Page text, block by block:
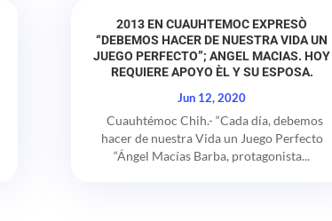
2013 EN CUAUHTEMOC EXPRESÒ
“DEBEMOS HACER DE NUESTRA VIDA UN
JUEGO PERFECTO”; ANGEL MACIAS. HOY
REQUIERE APOYO ÈL Y SU ESPOSA.
Jun 12, 2020
Cuauhtémoc Chih.- “Cada día, debemos
hacer de nuestra Vida un Juego Perfecto
“Ángel Macías Barba, protagonista...